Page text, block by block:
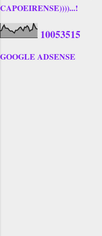
CAPOEIRENSE))))...!
10053515
GOOGLE ADSENSE